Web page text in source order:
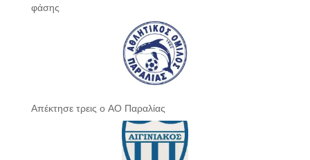
φάσης
Απέκτησε τρεις ο ΑΟ Παραλίας